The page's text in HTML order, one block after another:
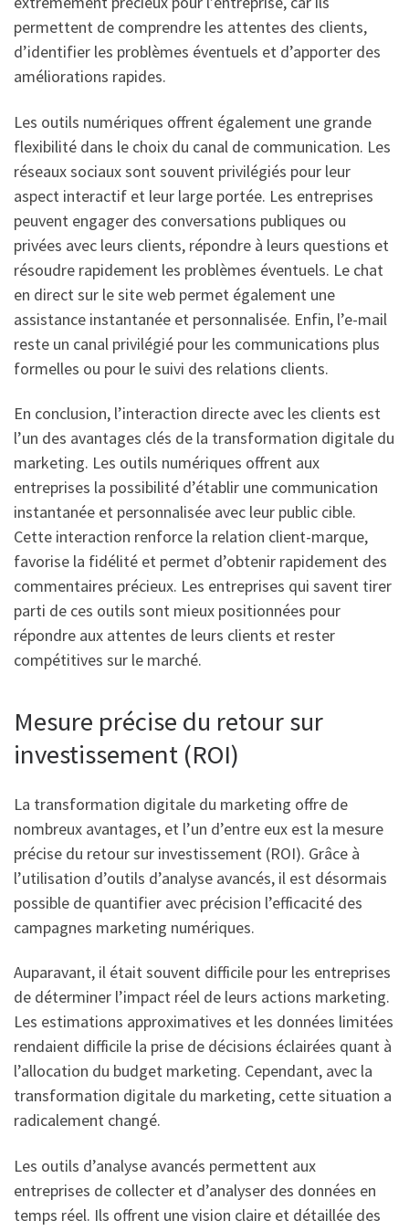
permettent de comprendre les attentes des clients,
d’identifier les problèmes éventuels et d’apporter des
améliorations rapides.
Les outils numériques offrent également une grande
flexibilité dans le choix du canal de communication. Les
réseaux sociaux sont souvent privilégiés pour leur
aspect interactif et leur large portée. Les entreprises
peuvent engager des conversations publiques ou
privées avec leurs clients, répondre à leurs questions et
résoudre rapidement les problèmes éventuels. Le chat
en direct sur le site web permet également une
assistance instantanée et personnalisée. Enfin, l’e-mail
reste un canal privilégié pour les communications plus
formelles ou pour le suivi des relations clients.
En conclusion, l’interaction directe avec les clients est
l’un des avantages clés de la transformation digitale du
marketing. Les outils numériques offrent aux
entreprises la possibilité d’établir une communication
instantanée et personnalisée avec leur public cible.
Cette interaction renforce la relation client-marque,
favorise la fidélité et permet d’obtenir rapidement des
commentaires précieux. Les entreprises qui savent tirer
parti de ces outils sont mieux positionnées pour
répondre aux attentes de leurs clients et rester
compétitives sur le marché.
Mesure précise du retour sur
investissement (ROI)
La transformation digitale du marketing offre de
nombreux avantages, et l’un d’entre eux est la mesure
précise du retour sur investissement (ROI). Grâce à
l’utilisation d’outils d’analyse avancés, il est désormais
possible de quantifier avec précision l’efficacité des
campagnes marketing numériques.
Auparavant, il était souvent difficile pour les entreprises
de déterminer l’impact réel de leurs actions marketing.
Les estimations approximatives et les données limitées
rendaient difficile la prise de décisions éclairées quant à
l’allocation du budget marketing. Cependant, avec la
transformation digitale du marketing, cette situation a
radicalement changé.
Les outils d’analyse avancés permettent aux
entreprises de collecter et d’analyser des données en
temps réel. Ils offrent une vision claire et détaillée des